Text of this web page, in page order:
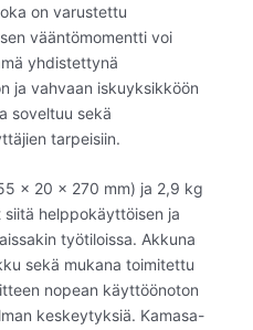
on varustettu
vääntömomentti voi
yhdistettynä
ja vahvaan iskuyksikköön
soveltuu sekä
tarpeisiin.
x 20 x 270 mm) ja 2,9 kg
helppokäyttöisen ja
työtiloissa. Akkuna
sekä mukana toimitettu
nopean käyttöönoton
keskeytyksiä. Kamasa-